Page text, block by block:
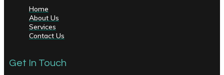
Home
About Us
Services
Contact Us
Get In Touch